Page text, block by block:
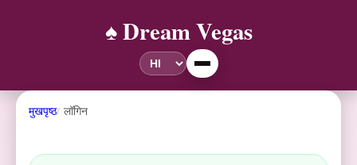
♠️ Dream Vegas
मुखपृष्ठ लॉगिन